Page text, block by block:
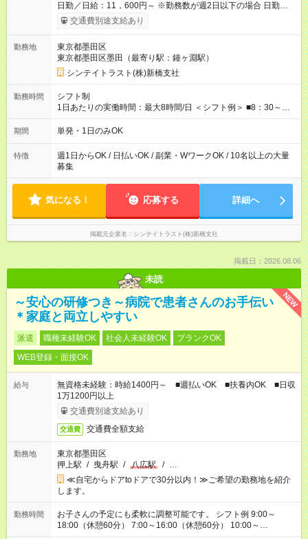
日勤／日給：11，600円～ ※勤務数が週2日以下の場合 日勤／日
給：10，400円 ■交通費別途全額支給 ※規定あり ■支払方法：日
払い └日給のうち7，000円を現金先払い ※稼働分 ※週払い・月
当あり ■日給保障あり └早く終わっても”全額”支給！ ::::: ::::: :::::
≪ 法定研修 ≫ 研修時の給与： 日給10，000円×3日間（24時
間） ＝研修費として合計30，000円支給 ＋交通費全額支給 ※規
定あり 【試用期間】試用期間なし
交通費別途支給あり
勤務地
東京都墨田区
東京都墨田区墨田（最寄り駅：鐘ヶ淵駅）
シンテイトラスト(株)新橋支社
勤務時間
シフト制
1日あたりの実働時間：最大8時間/日 ＜シフト例＞ ■8：30～
17：30 ■9：00～18：00 など！ 上記時間内で、 実働8時
間・休憩1時間／日
期間 単発・1日のみOK
特徴
週1日からOK / 日払いOK / 副業・WワークOK / 10名以上の大量
募集
気になる！ 応募する 詳細へ
掲載元企業名 シンテイトラスト(株)新橋支社
掲載日：2026.08.06
未読
NEW
～安心の研修つき～病院で患者さんのお手伝い
＊家庭と両立しやすい
派遣 職種未経験OK 社会人未経験OK
ブランクOK
WEB登録・面接OK
給与
無資格未経験：時給1400円～ ■週払いOK ■扶養内OK ■日収
1万1200円以上
交通費別途支給あり
交通費 交通費全額支給
勤務地
東京都墨田区
押上駅 / 曳舟駅 / 八広駅 / …
≪自宅からドアtoドアで30分以内！≫ご希望の勤務地を紹介
します。
勤務時間
お子さんの予定にも柔軟に調整可能です。 シフト例 9:00～
18:00（休憩60分） 7:00～16:00（休憩60分） 10:00～
19:00（休憩60分） ※Wワーク希望の方へ 今ご覧のお仕事で希